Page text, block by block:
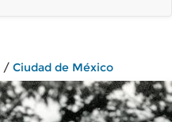
/ Ciudad de México